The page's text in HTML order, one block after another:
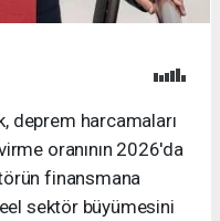
deprem harcamaları
oranının 2026'da
finansmana
sektör büyümesini